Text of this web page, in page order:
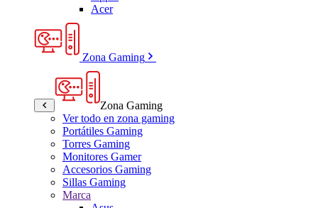
Acer
Zona Gaming
Zona Gaming
Ver todo en zona gaming
Portátiles Gaming
Torres Gaming
Monitores Gamer
Accesorios Gaming
Sillas Gaming
Marca